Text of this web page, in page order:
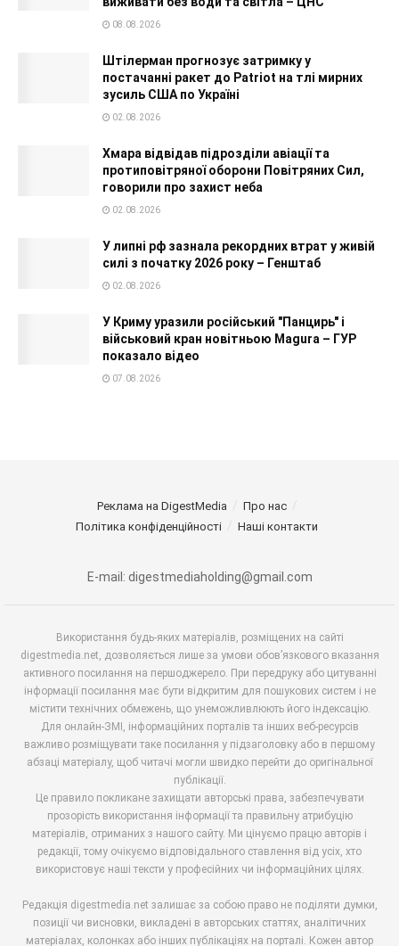
08.08.2026
Штілерман прогнозує затримку у
постачанні ракет до Patriot на тлі мирних
зусиль США по Україні
02.08.2026
Хмара відвідав підрозділи авіації та
протиповітряної оборони Повітряних Сил,
говорили про захист неба
02.08.2026
У липні рф зазнала рекордних втрат у живій
силі з початку 2026 року – Генштаб
02.08.2026
У Криму уразили російський "Панцирь" і
військовий кран новітньою Magura – ГУР
показало відео
07.08.2026
Реклама на DigestMedia
Про нас
Політика конфіденційності
Наші контакти
E-mail: digestmediaholding@gmail.com
Використання будь-яких матеріалів, розміщених на сайті
digestmedia.net, дозволяється лише за умови обов’язкового вказання
активного посилання на першоджерело. При передруку або цитуванні
інформації посилання має бути відкритим для пошукових систем і не
містити технічних обмежень, що унеможливлюють його індексацію.
Для онлайн-ЗМІ, інформаційних порталів та інших веб-ресурсів
важливо розміщувати таке посилання у підзаголовку або в першому
абзаці матеріалу, щоб читачі могли швидко перейти до оригінальної
публікації.
Це правило покликане захищати авторські права, забезпечувати
прозорість використання інформації та правильну атрибуцію
матеріалів, отриманих з нашого сайту. Ми цінуємо працю авторів і
редакції, тому очікуємо відповідального ставлення від усіх, хто
використовує наші тексти у професійних чи інформаційних цілях.
Редакція digestmedia.net залишає за собою право не поділяти думки,
позиції чи висновки, викладені в авторських статтях, аналітичних
матеріалах, колонках або інших публікаціях на порталі. Кожен автор